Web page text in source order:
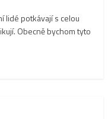
lidé potkávají s celou
Obecně bychom tyto